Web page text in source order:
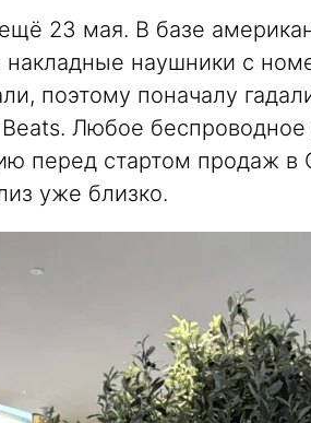
23 мая. В базе
наушники с
поэтому поначалу
Любое беспроводное
перед стартом продаж
уже близко.